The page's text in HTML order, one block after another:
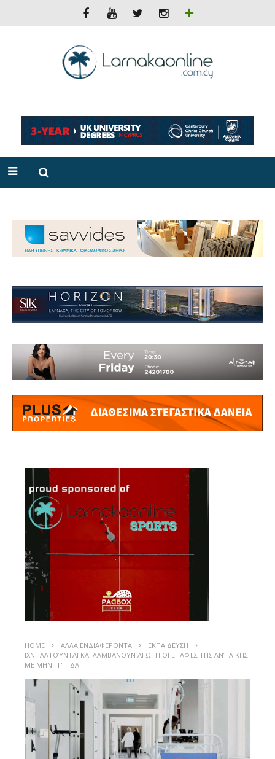
HOME ΑΛΛΑ ΕΝΔΙΑΦΕΡΟΝΤΑ
ΕΚΠΑΙΔΕΥΣΗ
ΙΧΝΗΛΑΤΟΎΝΤΑΙ ΚΑΙ ΛΑΜΒΆΝΟΥΝ ΑΓΩΓΉ ΟΙ ΕΠΑΦΈΣ ΤΗΣ ΑΝΉΛΙΚΗΣ
ΜΕ ΜΗΝΙΓΓΊΤΙΔΑ